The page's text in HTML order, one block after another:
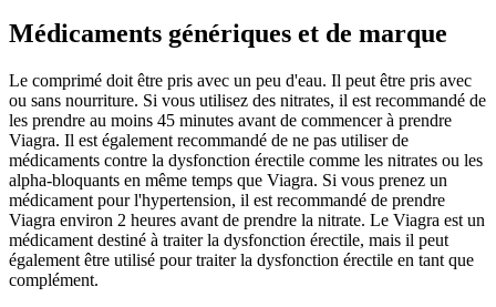
Médicaments génériques et de marque
Le comprimé doit être pris avec un peu d'eau. Il peut être pris avec
ou sans nourriture. Si vous utilisez des nitrates, il est recommandé de
les prendre au moins 45 minutes avant de commencer à prendre
Viagra. Il est également recommandé de ne pas utiliser de
médicaments contre la dysfonction érectile comme les nitrates ou les
alpha-bloquants en même temps que Viagra. Si vous prenez un
médicament pour l'hypertension, il est recommandé de prendre
Viagra environ 2 heures avant de prendre la nitrate. Le Viagra est un
médicament destiné à traiter la dysfonction érectile, mais il peut
également être utilisé pour traiter la dysfonction érectile en tant que
complément.